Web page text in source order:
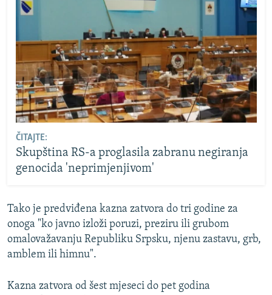
ČITAJTE:
Skupština RS-a proglasila zabranu negiranja
genocida 'neprimjenjivom'
Tako je predviđena kazna zatvora do tri godine za
onoga "ko javno izloži poruzi, preziru ili grubom
omalovažavanju Republiku Srpsku, njenu zastavu, grb,
amblem ili himnu".
Kazna zatvora od šest mjeseci do pet godina